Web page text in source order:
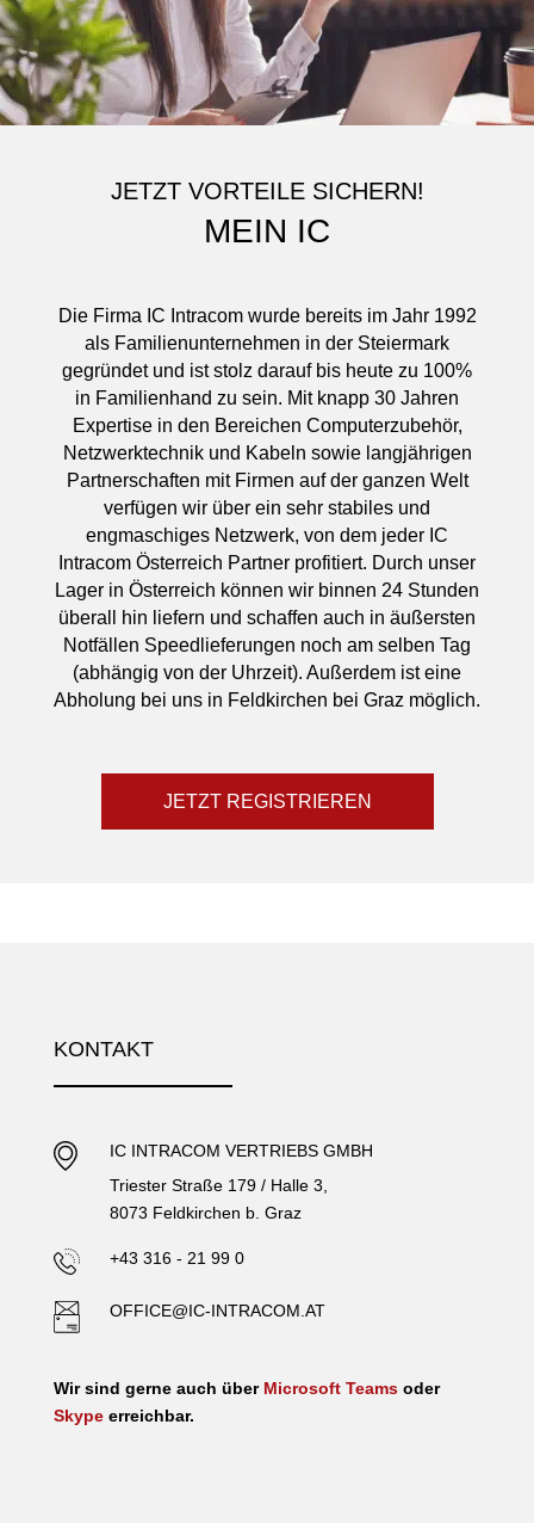
JETZT VORTEILE SICHERN!
MEIN IC
Die Firma IC Intracom wurde bereits im Jahr 1992
als Familienunternehmen in der Steiermark
gegründet und ist stolz darauf bis heute zu 100%
in Familienhand zu sein. Mit knapp 30 Jahren
Expertise in den Bereichen Computerzubehör,
Netzwerktechnik und Kabeln sowie langjährigen
Partnerschaften mit Firmen auf der ganzen Welt
verfügen wir über ein sehr stabiles und
engmaschiges Netzwerk, von dem jeder IC
Intracom Österreich Partner profitiert. Durch unser
Lager in Österreich können wir binnen 24 Stunden
überall hin liefern und schaffen auch in äußersten
Notfällen Speedlieferungen noch am selben Tag
(abhängig von der Uhrzeit). Außerdem ist eine
Abholung bei uns in Feldkirchen bei Graz möglich.
JETZT REGISTRIEREN
KONTAKT
IC INTRACOM VERTRIEBS GMBH
Triester Straße 179 / Halle 3,
8073 Feldkirchen b. Graz
+43 316 - 21 99 0
OFFICE@IC-INTRACOM.AT
Wir sind gerne auch über Microsoft Teamsoder
Skypeerreichbar.